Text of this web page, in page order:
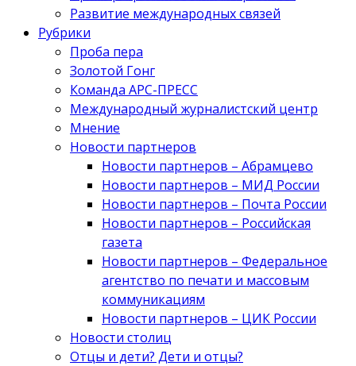
Развитие международных связей
Рубрики
Проба пера
Золотой Гонг
Команда АРС-ПРЕСС
Международный журналистский центр
Мнение
Новости партнеров
Новости партнеров – Абрамцево
Новости партнеров – МИД России
Новости партнеров – Почта России
Новости партнеров – Российская
газета
Новости партнеров – Федеральное
агентство по печати и массовым
коммуникациям
Новости партнеров – ЦИК России
Новости столиц
Отцы и дети? Дети и отцы?